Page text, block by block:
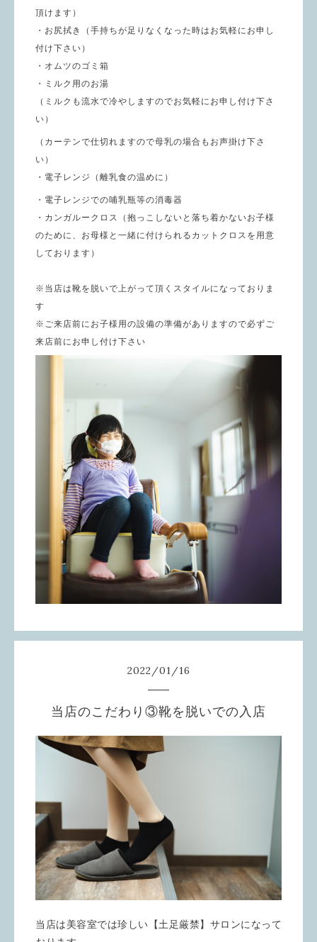
頂けます）
・お尻拭き（手持ちが足りなくなった時はお気軽にお申し
付け下さい）
・オムツのゴミ箱
・ミルク用のお湯
（ミルクも流水で冷やしますのでお気軽にお申し付け下さ
い）
（カーテンで仕切れますので母乳の場合もお声掛け下さ
い）
・電子レンジ（離乳食の温めに）
・電子レンジでの哺乳瓶等の消毒器
・カンガルークロス（抱っこしないと落ち着かないお子様
のために、お母様と一緒に付けられるカットクロスを用意
しております）
※当店は靴を脱いで上がって頂くスタイルになっておりま
す
※ご来店前にお子様用の設備の準備がありますので必ずご
来店前にお申し付け下さい
2022 /01 /16
当店のこだわり③靴を脱いでの入店
当店は美容室では珍しい【土足厳禁】サロンになって